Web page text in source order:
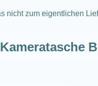
nicht zum eigentlichen